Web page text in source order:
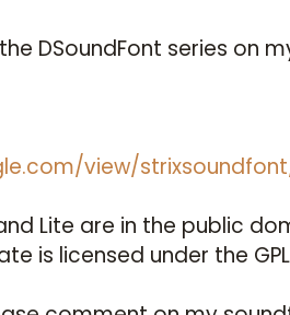
DSoundFont series on
view/
Lite are in the public
is licensed under the